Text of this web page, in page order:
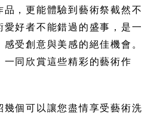
，更能體驗到藝術祭截然不
好者不能錯過的盛事，是一
受創意與美感的絕佳機會。
同欣賞這些精彩的藝術作
個可以讓您盡情享受藝術洗